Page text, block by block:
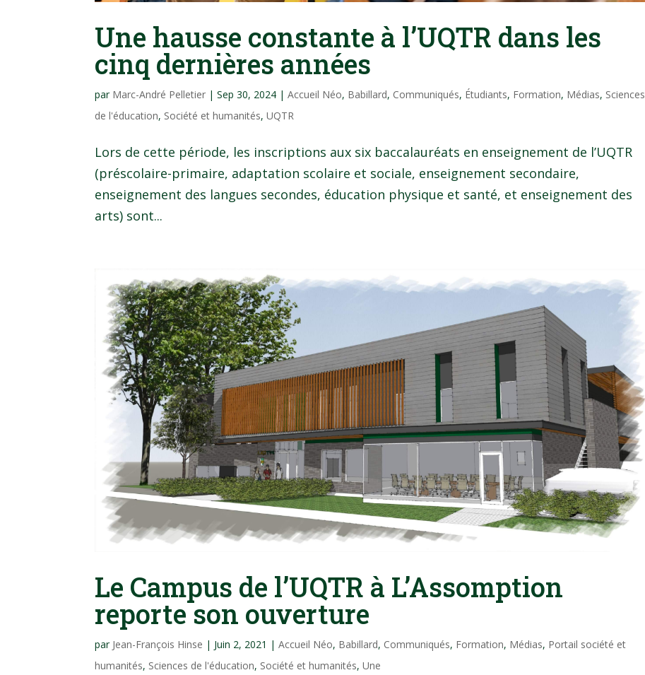
Une hausse constante à l’UQTR dans les
cinq dernières années
par Marc-André Pelletier |Sep 30, 2024 |Accueil Néo, Babillard, Communiqués, Étudiants, Formation, Médias, Sciences
de l'éducation, Société et humanités,UQTR
Lors de cette période, les inscriptions aux six baccalauréats en enseignement de l’UQTR
(préscolaire-primaire, adaptation scolaire et sociale, enseignement secondaire,
enseignement des langues secondes, éducation physique et santé, et enseignement des
arts) sont...
Le Campus de l’UQTR à L’Assomption
reporte son ouverture
par Jean-François Hinse | Juin 2, 2021 |Accueil Néo, Babillard, Communiqués, Formation, Médias, Portail société et
humanités, Sciences de l'éducation, Société et humanités,Une